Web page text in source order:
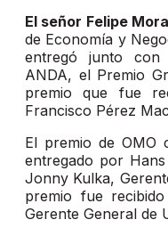
El señor Felipe
de Economía y
entregó junto con
ANDA, el Premio
premio que fue
Francisco Pérez
El premio de OMO
entregado por
Jonny Kulka,
premio fue
Gerente General de